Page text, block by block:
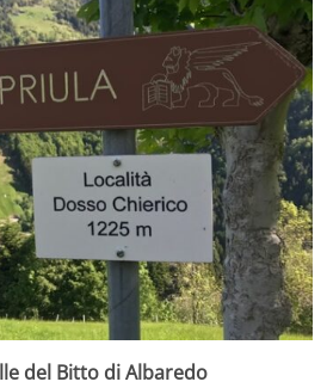
del Bitto di Albaredo